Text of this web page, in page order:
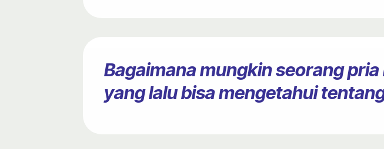
Bagaimana mungkin seorang
yang lalu bisa mengetahui